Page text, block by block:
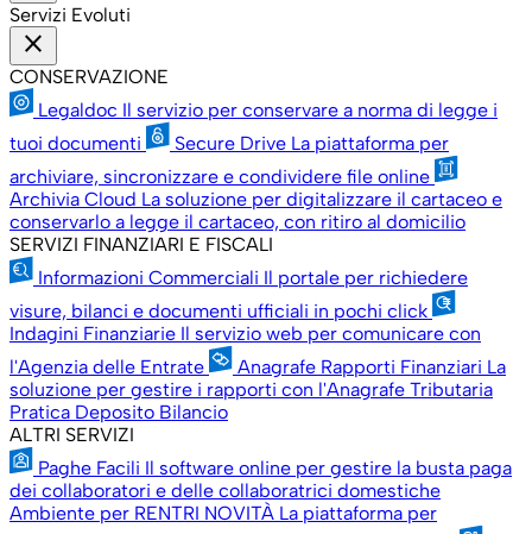
Servizi Evoluti
close
CONSERVAZIONE
Legaldoc Il servizio per conservare a norma di legge i
tuoi documenti
Secure Drive La piattaforma per
archiviare, sincronizzare e condividere file online
Archivia Cloud La soluzione per digitalizzare il cartaceo e
conservarlo a legge il cartaceo, con ritiro al domicilio
SERVIZI FINANZIARI E FISCALI
Informazioni Commerciali Il portale per richiedere
visure, bilanci e documenti ufficiali in pochi click
Indagini Finanziarie Il servizio web per comunicare con
l'Agenzia delle Entrate
Anagrafe Rapporti Finanziari La
soluzione per gestire i rapporti con l'Anagrafe Tributaria
Pratica Deposito Bilancio
ALTRI SERVIZI
Paghe Facili Il software online per gestire la busta paga
dei collaboratori e delle collaboratrici domestiche
Ambiente per RENTRI NOVITÀ La piattaforma per